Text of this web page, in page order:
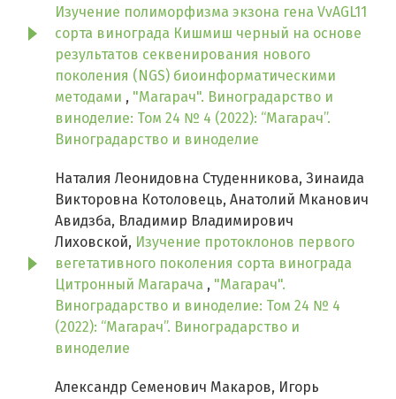
Изучение полиморфизма экзона гена VvAGL11
сорта винограда Кишмиш черный на основе
результатов секвенирования нового
поколения (NGS) биоинформатическими
методами , "Магарач". Виноградарство и
виноделие: Том 24 № 4 (2022): “Магарач”.
Виноградарство и виноделие
Наталия Леонидовна Студенникова, Зинаида
Викторовна Котоловець, Анатолий Мканович
Авидзба, Владимир Владимирович
Лиховской, Изучение протоклонов первого
вегетативного поколения сорта винограда
Цитронный Магарача , "Магарач".
Виноградарство и виноделие: Том 24 № 4
(2022): “Магарач”. Виноградарство и
виноделие
Александр Семенович Макаров, Игорь